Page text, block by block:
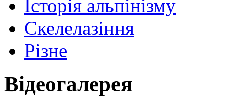
Історія альпінізму
Скелелазіння
Різне
Відеогалерея